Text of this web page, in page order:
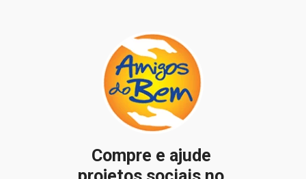
Compre e ajude